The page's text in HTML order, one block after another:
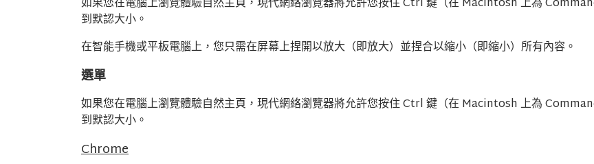
到默認大小。
在智能手機或平板電腦上，您只需在屏幕上捏開以放大（即放大）並捏合以縮小（即縮小）所有內容。
選單
如果您在電腦上瀏覽體驗自然主頁，現代網絡瀏覽器將允許您按住 Ctrl 鍵（在 Macintosh 上為
到默認大小。
Chrome